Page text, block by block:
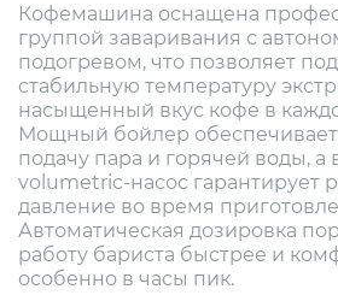
Кофемашина оснащена
группой заваривания с
подогревом, что позволяет
стабильную температуру
насыщенный вкус кофе в
Мощный бойлер
подачу пара и горячей воды, а
volumetric-насос гарантирует
давление во время
Автоматическая дозировка
работу бариста быстрее и
особенно в часы пик.